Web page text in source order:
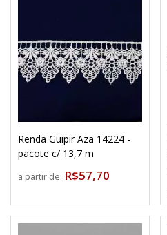
Renda Guipir Aza 14224 -
pacote c/ 13,7 m
a partir de: R$57,70